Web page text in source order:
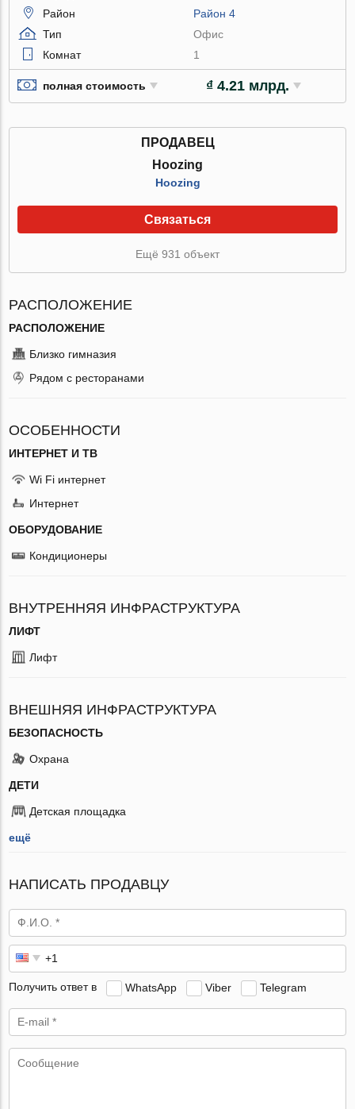
Район
Район 4
Тип
Офис
Комнат
1
полная стоимость ₫ 4.21 млрд.
ПРОДАВЕЦ
Hoozing
Hoozing
Связаться
Ещё 931 объект
РАСПОЛОЖЕНИЕ
РАСПОЛОЖЕНИЕ
Близко гимназия
Рядом с ресторанами
ОСОБЕННОСТИ
ИНТЕРНЕТ И ТВ
Wi Fi интернет
Интернет
ОБОРУДОВАНИЕ
Кондиционеры
ВНУТРЕННЯЯ ИНФРАСТРУКТУРА
ЛИФТ
Лифт
ВНЕШНЯЯ ИНФРАСТРУКТУРА
БЕЗОПАСНОСТЬ
Охрана
ДЕТИ
Детская площадка
ещё
НАПИСАТЬ ПРОДАВЦУ
Получить ответ в WhatsApp Viber Telegram